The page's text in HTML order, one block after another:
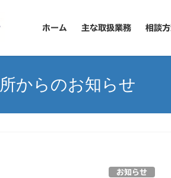
ホーム 主な取扱業務 相談
からのお知らせ
お知らせ